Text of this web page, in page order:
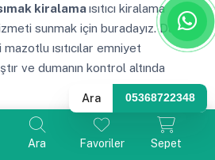
Ara Favoriler Sepet
kiralamaısıtıcı kiralama
sunmak için buradayız. Daha
ısıtıcılar emniyet
ve dumanın kontrol altında
kiralık mazotlu ısıtıcı
mazotlu ısıtıcı
içi dizel ısıtıcıların sunduğu
Ara 05368722348